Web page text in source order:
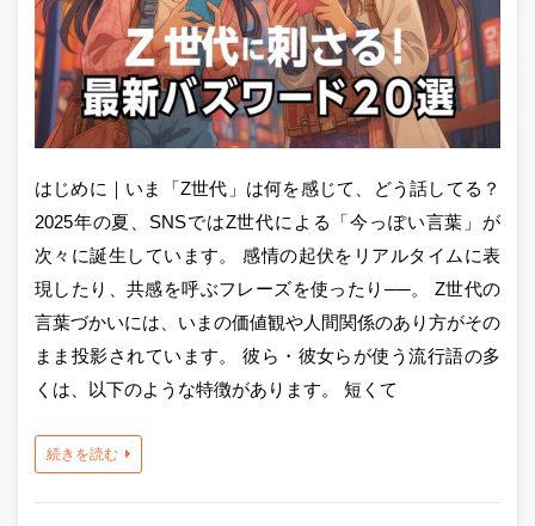
はじめに｜いま「Z世代」は何を感じて、どう話してる？
2025年の夏、SNSではZ世代による「今っぽい言葉」が
次々に誕生しています。 感情の起伏をリアルタイムに表
現したり、共感を呼ぶフレーズを使ったり──。 Z世代の
言葉づかいには、いまの価値観や人間関係のあり方がその
まま投影されています。 彼ら・彼女らが使う流行語の多
くは、以下のような特徴があります。 短くて
続きを読む